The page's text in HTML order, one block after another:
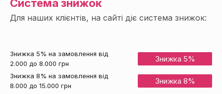
Система знижок
Для наших клієнтів, на сайті діє система знижок:
Знижка 5% на замовлення від
2.000 до 8.000 грн
Знижка 5%
Знижка 8% на замовлення від
8.000 до 15.000 грн
Знижка 8%